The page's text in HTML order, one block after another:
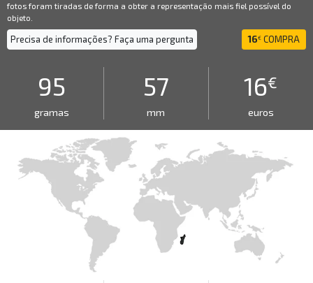
fotos foram tiradas de forma a obter a representação mais fiel possível do
objeto.
Precisa de informações? Faça uma pergunta 16€ COMPRA
95
gramas
57
mm
16€
euros